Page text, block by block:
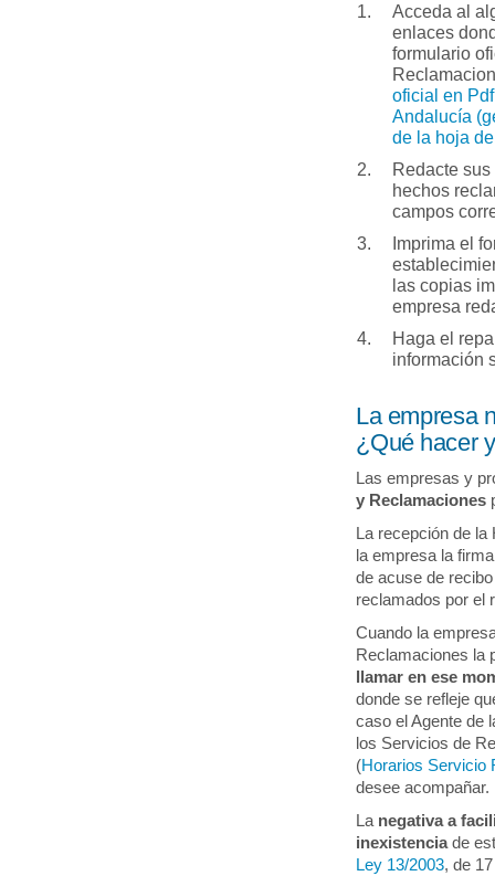
Acceda al
enlaces
formulario
oficial en Pdf
Andalucía
de la hoja
Redacte
hechos
campos
Imprima el
las copias
empresa
Haga el
información
La empresa
¿Qué hacer
Las empresas y
y Reclamaciones
La recepción de
la empresa la
de acuse de
reclamados por el
Cuando la
Reclamaciones la
llamar en ese
donde se refleje
caso el Agente de
los Servicios de
(Horarios Servicio
desee acompañar.
La negativa a
inexistenciade
Ley 13/2003, de